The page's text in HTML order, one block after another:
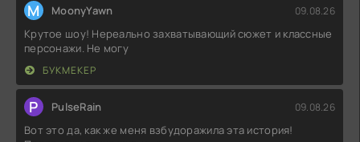
M MoonyYawn 09.08.26
Крутое шоу! Нереально захватывающий сюжет и классные
персонажи. Не могу
БУКМЕКЕР
P PulseRain 09.08.26
Вот это да, как же меня взбудоражила эта история!